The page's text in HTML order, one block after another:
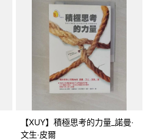
【XUY】積極思考的力量_諾曼‧
文生‧皮爾